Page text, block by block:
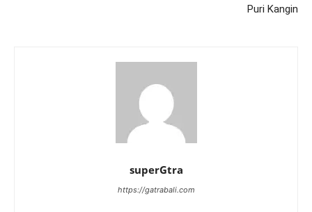
Puri Kangin
superGtra
https://gatrabali.com